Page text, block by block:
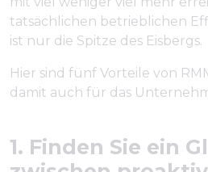
tatsächlichen betrieblichen
ist nur die Spitze des Eisbergs.
Hier sind fünf Vorteile von
damit auch für das
1. Finden Sie ein